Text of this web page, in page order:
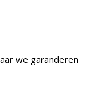
we garanderen